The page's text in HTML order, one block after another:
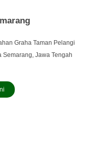
Graha Taman Pelangi
Semarang, Jawa Tengah